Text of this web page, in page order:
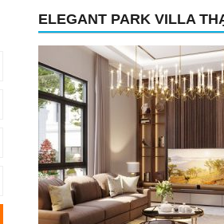
ELEGANT PARK VILLA